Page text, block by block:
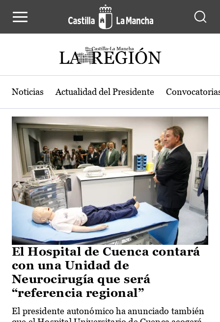
Actualidad de la región de Castilla-
Noticias Actualidad del Presidente
El Hospital de Cuenca contará
con una Unidad de
Neurocirugía que será
“referencia regional”
El presidente autonómico ha anunciado también